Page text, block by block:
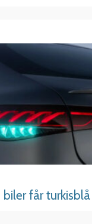
biler får